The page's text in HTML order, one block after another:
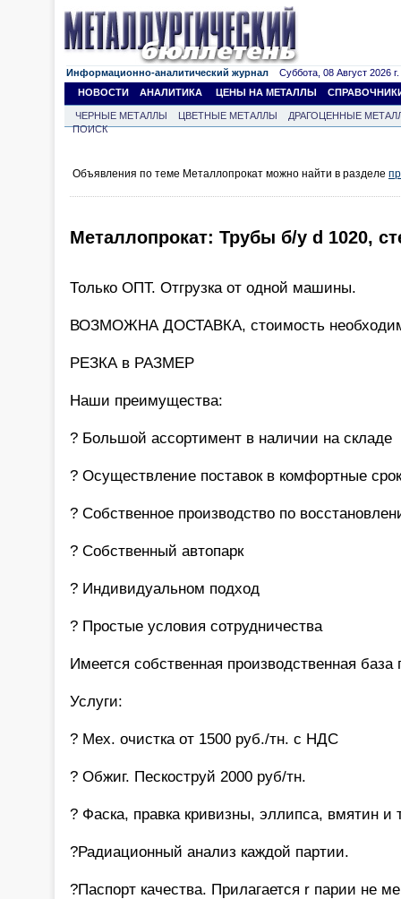
Информационно-аналитический журнал Суббота, 08 Август 2026 г.
НОВОСТИ
АНАЛИТИКА ЦЕНЫ НА МЕТАЛЛЫ
ЧЕРНЫЕ МЕТАЛЛЫ ЦВЕТНЫЕ МЕТАЛЛЫ
ДРАГОЦЕННЫЕ
ПОИСК
Объявления по теме Металлопрокат можно найти в разделе
Металлопрокат: Трубы б/у d 1020,
Только ОПТ. Отгрузка от одной машины.
ВОЗМОЖНА ДОСТАВКА, стоимость
РЕЗКА в РАЗМЕР
Наши преимущества:
? Большой ассортимент в наличии на складе
? Осуществление поставок в комфортные
? Собственное производство по
? Собственный автопарк
? Индивидуальном подход
? Простые условия сотрудничества
Имеется собственная производственная база
Услуги:
? Мех. очистка от 1500 руб./тн. с НДС
? Обжиг. Пескоструй 2000 руб/тн.
? Фаска, правка кривизны, эллипса, вмятин и
?Радиационный анализ каждой партии.
?Паспорт качества. Прилагается r парии не